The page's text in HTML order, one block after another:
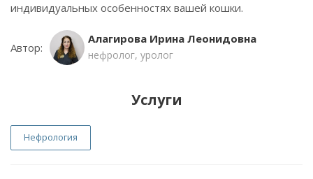
индивидуальных особенностях вашей кошки.
Автор:
Алагирова Ирина Леонидовна
нефролог, уролог
Услуги
Нефрология